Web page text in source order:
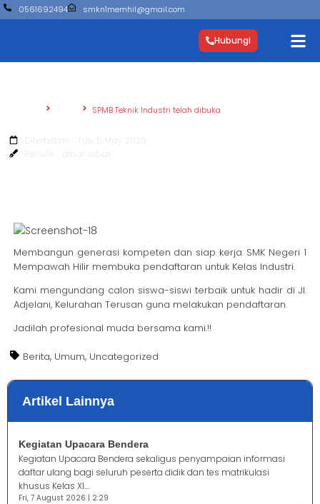
0561692494 smkn1memhil@gmail.com
Hubungi
SPMB Teknik Industri telah dibuka
Membangun generasi kompeten dan siap kerja. SMK Negeri 1
Mempawah Hilir membuka pendaftaran untuk Kelas Industri.
Kami mengundang calon siswa-siswi terbaik untuk hadir di Jl.
Adjelani, Kelurahan Terusan guna melakukan pendaftaran.
Jadilah profesional muda bersama kami.!!
Berita, Umum, Uncategorized
Artikel Lainnya
Kegiatan Upacara Bendera
Kegiatan Upacara Bendera sekaligus penyampaian informasi
daftar ulang bagi seluruh peserta didik dan tes matrikulasi
khusus Kelas XI....
Fri, 7 August 2026 | 2:29